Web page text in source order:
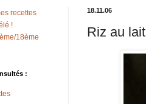
18.11.06
Riz au lait
recettes
!
18ème
: